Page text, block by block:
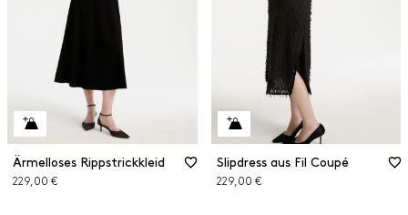
Ärmelloses Rippstrickkleid
229,00 €
Slipdress aus Fil Coupé
229,00 €